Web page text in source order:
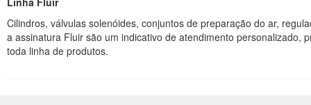
Cilindros, válvulas solenóides, conjuntos de preparação do ar,
a assinatura Fluir são um indicativo de atendimento personalizado,
toda linha de produtos.